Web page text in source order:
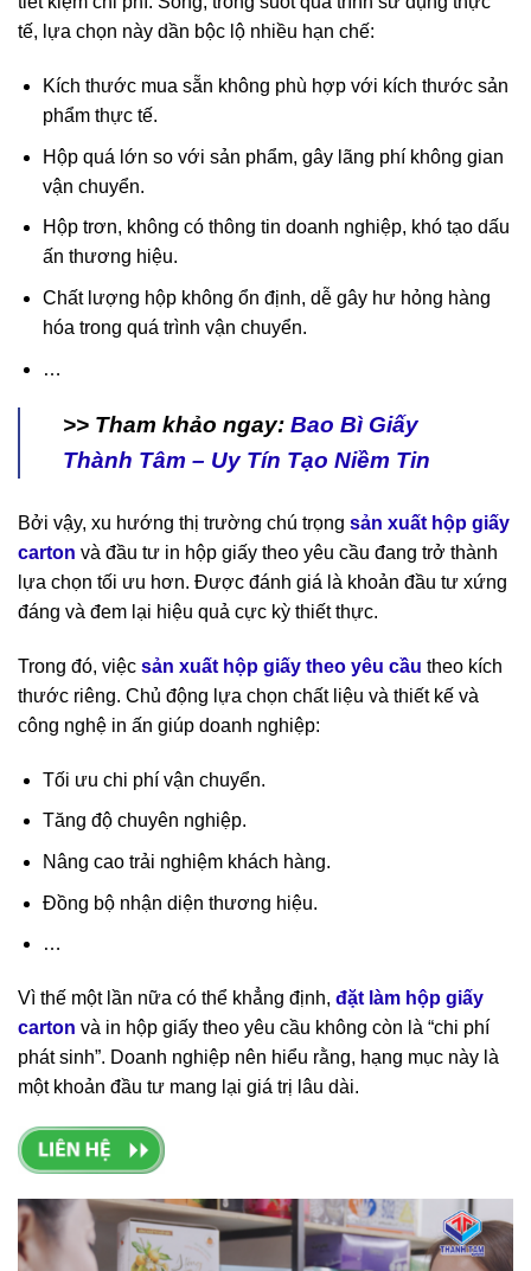
tế, lựa chọn này dần bộc lộ nhiều hạn chế:
Kích thước mua sẵn không phù hợp với kích thước sản
phẩm thực tế.
Hộp quá lớn so với sản phẩm, gây lãng phí không gian
vận chuyển.
Hộp trơn, không có thông tin doanh nghiệp, khó tạo dấu
ấn thương hiệu.
Chất lượng hộp không ổn định, dễ gây hư hỏng hàng
hóa trong quá trình vận chuyển.
…
>> Tham khảo ngay: Bao Bì Giấy
Thành Tâm – Uy Tín Tạo Niềm Tin
Bởi vậy, xu hướng thị trường chú trọng sản xuất hộp giấy
carton và đầu tư in hộp giấy theo yêu cầu đang trở thành
lựa chọn tối ưu hơn. Được đánh giá là khoản đầu tư xứng
đáng và đem lại hiệu quả cực kỳ thiết thực.
Trong đó, việc sản xuất hộp giấy theo yêu cầu theo kích
thước riêng. Chủ động lựa chọn chất liệu và thiết kế và
công nghệ in ấn giúp doanh nghiệp:
Tối ưu chi phí vận chuyển.
Tăng độ chuyên nghiệp.
Nâng cao trải nghiệm khách hàng.
Đồng bộ nhận diện thương hiệu.
…
Vì thế một lần nữa có thể khẳng định, đặt làm hộp giấy
carton và in hộp giấy theo yêu cầu không còn là “chi phí
phát sinh”. Doanh nghiệp nên hiểu rằng, hạng mục này là
một khoản đầu tư mang lại giá trị lâu dài.